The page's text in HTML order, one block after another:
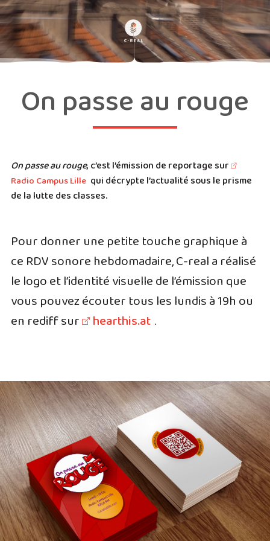
On passe au rouge
On passe au rouge, c’est l’émission de reportage sur
Radio Campus Lille qui décrypte l’actualité sous le prisme
de la lutte des classes.
Pour donner une petite touche graphique à
ce RDV sonore hebdomadaire, C-real a réalisé
le logo et l’identité visuelle de l’émission que
vous pouvez écouter tous les lundis à 19h ou
en rediff sur
hearthis.at .